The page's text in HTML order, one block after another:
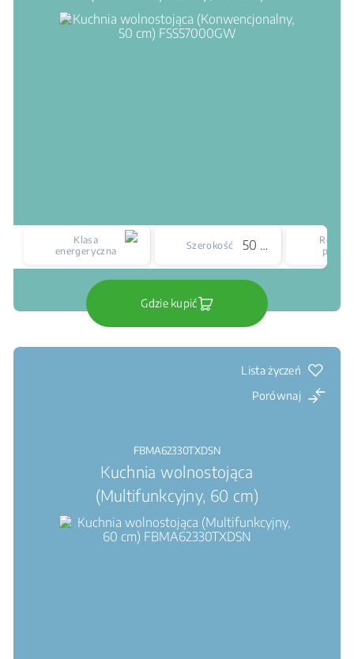
Klasa
energeryczna
Szerokość 50 cm
Rodzaj
płyty
Gdzie kupić
Lista życzeń
Porównaj
FBMA62330TXDSN
Kuchnia wolnostojąca
(Multifunkcyjny, 60 cm)